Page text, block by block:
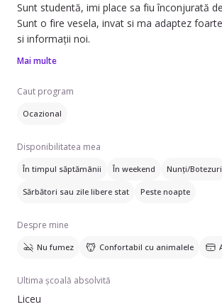
Sunt studentă, imi place sa fiu înconjurată
Sunt o fire vesela, invat si ma adaptez
si informații noi.
Mai multe
Caut program
Ocazional
Disponibilitatea mea
În timpul săptămânii În weekend Nunți/Botezuri
Sărbători sau zile libere stat Peste noapte
Despre mine
Nu fumez Confortabil cu animalele
Ultima școală absolvită
Liceu